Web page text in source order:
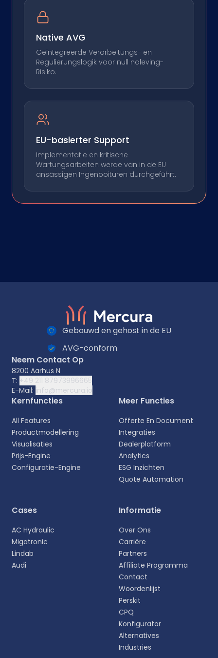
Selecteer uw taal
persoonlijke ervaring.
Native AVG
Geïntegreerde Verarbeitungs- en
Regulierungslogik voor null naleving-
Risiko.
EU-basierter Support
Implementatie en kritische
Wartungsarbeiten werde van in de EU
ansässigen Ingenooituren durchgeführt.
Gebouwd en gehost in de EU
AVG-conform
Neem Contact Op
8200 Aarhus N
T: +49 211 87973996665
E-Mail: info@mercura.io
Kernfuncties
All Features
Productmodellering
Visualisaties
Prijs-Engine
Configuratie-Engine
Meer Functies
Offerte En Document
Integraties
Dealerplatform
Analytics
ESG Inzichten
Quote Automation
Cases
AC Hydraulic
Migatronic
Lindab
Audi
Informatie
Over Ons
Carrière
Partners
Affiliate Programma
Contact
Woordenlijst
Perskit
CPQ
Konfigurator
Alternatives
Industries